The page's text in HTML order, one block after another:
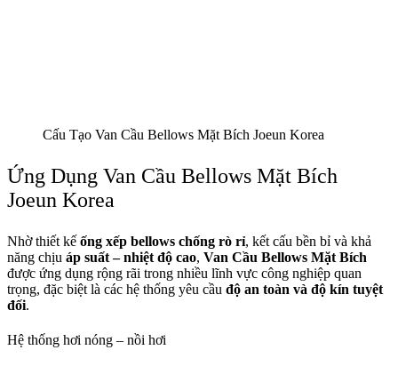
Cấu Tạo Van Cầu Bellows Mặt Bích Joeun Korea
Ứng Dụng Van Cầu Bellows Mặt Bích
Joeun Korea
Nhờ thiết kế ống xếp bellows chống rò rỉ, kết cấu bền bỉ và khả
năng chịu áp suất – nhiệt độ cao, Van Cầu Bellows Mặt Bích
được ứng dụng rộng rãi trong nhiều lĩnh vực công nghiệp quan
trọng, đặc biệt là các hệ thống yêu cầu độ an toàn và độ kín tuyệt
đối.
Hệ thống hơi nóng – nồi hơi